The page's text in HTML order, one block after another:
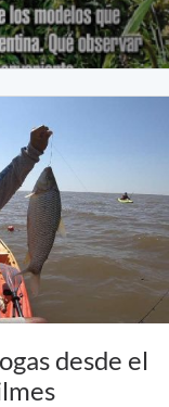
desde el